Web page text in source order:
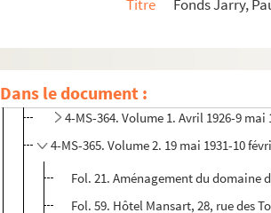
Titre
Fonds Jarry,
Dans le document :
Commission du vieux Paris
Commission du Vieux Paris. Ordres du
4-MS-364. Volume 1. Avril 1926-9 mai
4-MS-365. Volume 2. 19 mai 1931-10
Fol. 21. Aménagement du domaine
Fol. 59. Hôtel Mansart, 28, rue des